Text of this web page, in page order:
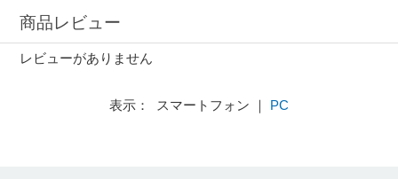
商品レビュー
レビューがありません
表示： スマートフォン ｜ PC